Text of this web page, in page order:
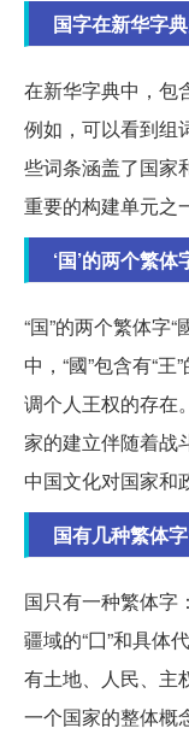
国字在新华字
在新华字典中，包
例如，可以看到组
些词条涵盖了国家
重要的构建单元之
‘国’的两个繁
“国”的两个繁体字“
中，“國”包含有“
调个人王权的存在
家的建立伴随着战
中国文化对国家和
国有几种繁体
国只有一种繁体字
疆域的“囗”和具体
有土地、人民、主
一个国家的整体概